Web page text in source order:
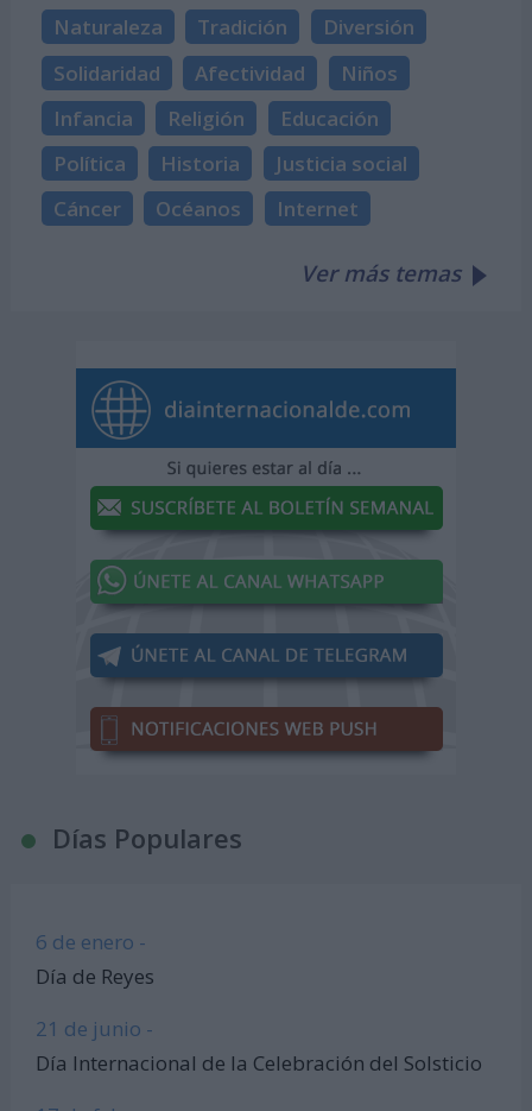
Naturaleza Tradición
Diversión
Solidaridad
Afectividad
Niños
Infancia
Religión
Educación
Política
Historia
Justicia social
Cáncer
Océanos Internet
Ver más temas
Días Populares
6 de enero -
Día de Reyes
21 de junio -
Día Internacional de la Celebración del Solsticio